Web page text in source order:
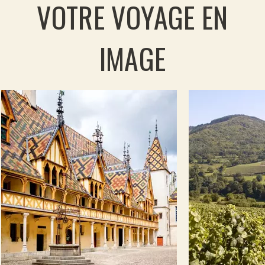
bourguignons les plus connus. La fin d'étape
arrive à Santenay, jolie petite ville thermale
dominée par son moulin à vent et arrosée par la
Dheune. La randonnée suit la Voie Verte du
Canal du Centre jusqu'à Chagny, terme de ce
beau circuit œnologique.
Fin du circuit à la gare de Chagny. Possibilité de
retour à Dijon par train.
VOTRE VOYAGE EN
IMAGE